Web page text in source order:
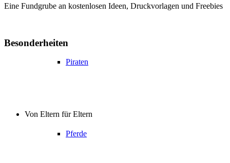
Piraten
Pferde
Eine Fundgrube an kostenlosen Ideen, Druckvorlagen und Freebies
Besonderheiten
Von Eltern für Eltern